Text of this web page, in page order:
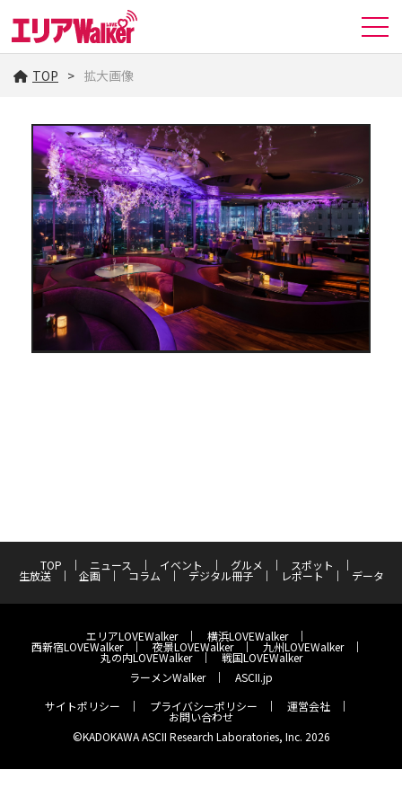
TOP 拡大画像
TOP ニュース イベント グルメ スポット
生放送 企画 コラム デジタル冊子 レポート データ
エリアLOVEWalker 横浜LOVEWalker
西新宿LOVEWalker 夜景LOVEWalker 九州LOVEWalker
丸の内LOVEWalker
戦国LOVEWalker
ラーメンWalker
ASCII.jp
サイトポリシー
プライバシーポリシー 運営会社
お問い合わせ
©KADOKAWA ASCII Research Laboratories, Inc. 2026